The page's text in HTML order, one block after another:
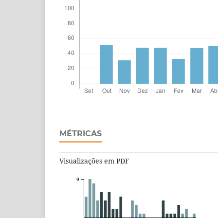
MÉTRICAS
Visualizações em PDF
9